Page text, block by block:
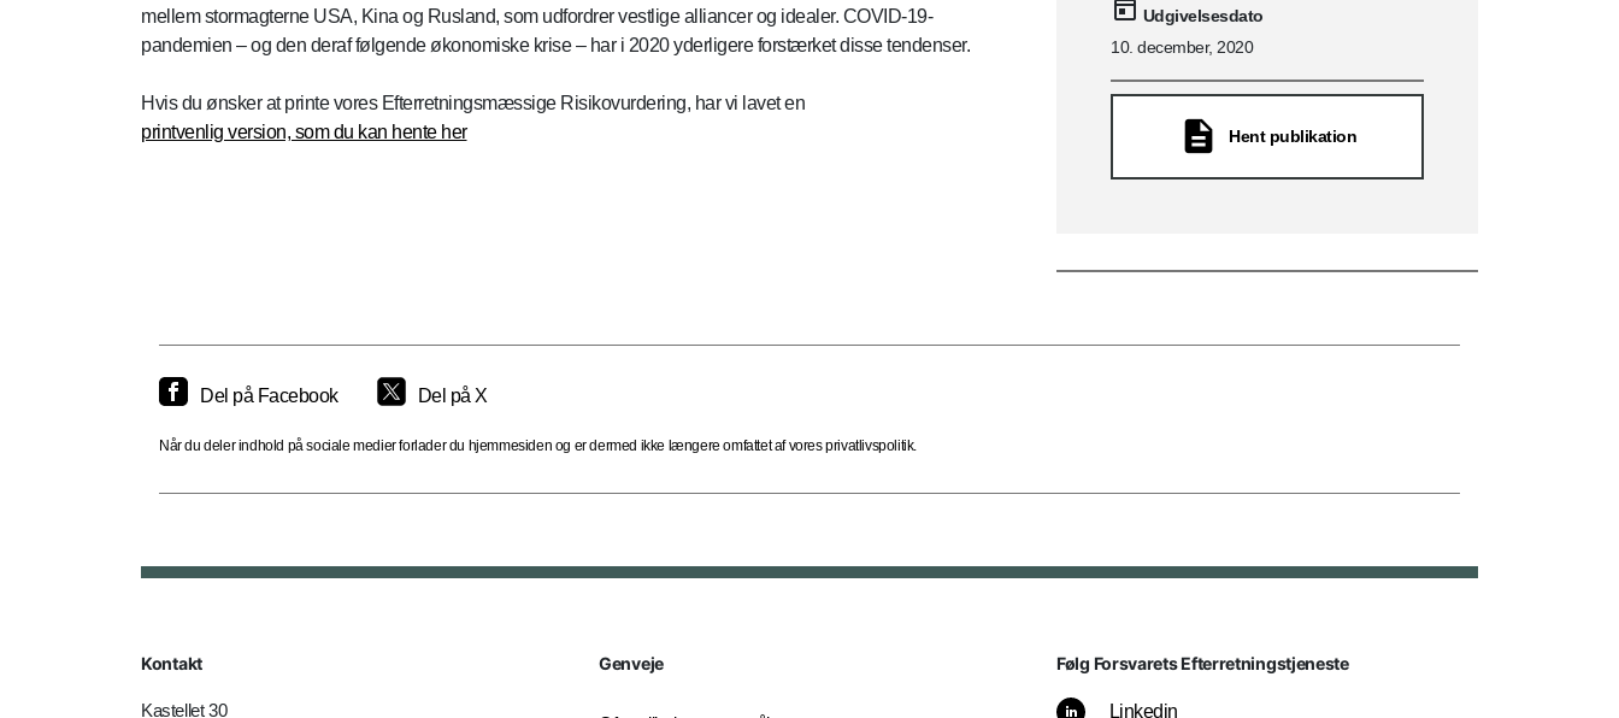
mellem stormagterne USA, Kina og Rusland, som udfordrer vestlige alliancer og idealer. COVID-19-
pandemien – og den deraf følgende økonomiske krise – har i 2020 yderligere forstærket disse tendenser.
Hvis du ønsker at printe vores Efterretningsmæssige Risikovurdering, har vi lavet en
printvenlig version, som du kan hente her
Udgivelsesdato
10. december, 2020
Hent publikation
Del på Facebook Del på X
Når du deler indhold på sociale medier forlader du hjemmesiden og er dermed ikke længere omfattet af vores privatlivspolitik.
Kontakt
Kastellet 30
Genveje Følg Forsvarets Efterretningstjeneste
Linkedin